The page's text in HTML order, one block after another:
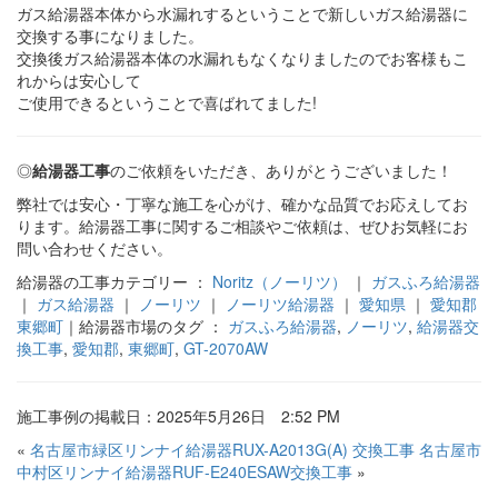
ガス給湯器本体から水漏れするということで新しいガス給湯器に
交換する事になりました。
交換後ガス給湯器本体の水漏れもなくなりましたのでお客様もこ
れからは安心して
ご使用できるということで喜ばれてました!
◎給湯器工事のご依頼をいただき、ありがとうございました！
弊社では安心・丁寧な施工を心がけ、確かな品質でお応えしてお
ります。給湯器工事に関するご相談やご依頼は、ぜひお気軽にお
問い合わせください。
給湯器の工事カテゴリー ： Noritz（ノーリツ） ｜ ガスふろ給湯器
｜ ガス給湯器 ｜ ノーリツ ｜ ノーリツ給湯器 ｜ 愛知県 ｜ 愛知郡
東郷町 ｜給湯器市場のタグ ： ガスふろ給湯器, ノーリツ, 給湯器交
換工事, 愛知郡, 東郷町, GT-2070AW
施工事例の掲載日：2025年5月26日 2:52 PM
« 名古屋市緑区リンナイ給湯器RUX-A2013G(A) 交換工事 名古屋市
中村区リンナイ給湯器RUF-E240ESAW交換工事 »